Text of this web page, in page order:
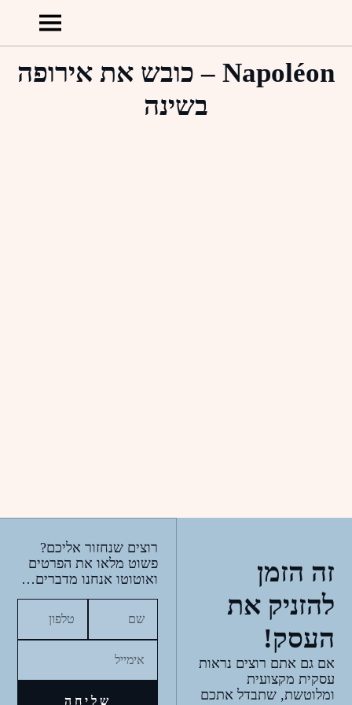
Napoléon‏‏ – כובש את אירופה
בשינה
זה הזמן
להזניק את
העסק!
אם גם אתם רוצים נראות
עסקית מקצועית
ומלוטשת, שתבדל אתכם
רוצים שנחזור אליכם?
פשוט מלאו את הפרטים
ואוטוטו אנחנו מדברים…
שליחה